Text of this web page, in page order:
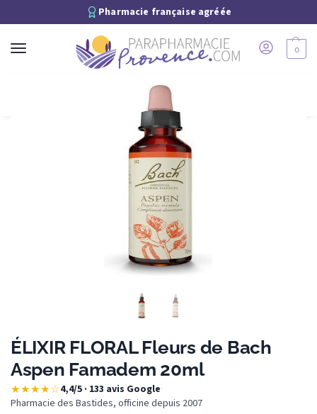
Pharmacie française agréée
0
ÉLIXIR FLORAL Fleurs de Bach
Aspen Famadem 20ml
★★★★☆4,4/5 · 133 avis Google·
Pharmacie des Bastides, officine depuis 2007